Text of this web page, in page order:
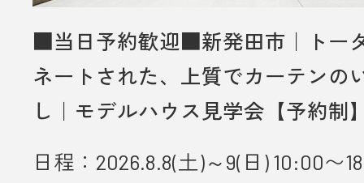
■当日予約歓迎■新発田市｜トー
ネートされた、上質でカーテンの
し｜モデルハウス見学会【予約制
日程：2026.8.8(土)～9(日) 10:00〜